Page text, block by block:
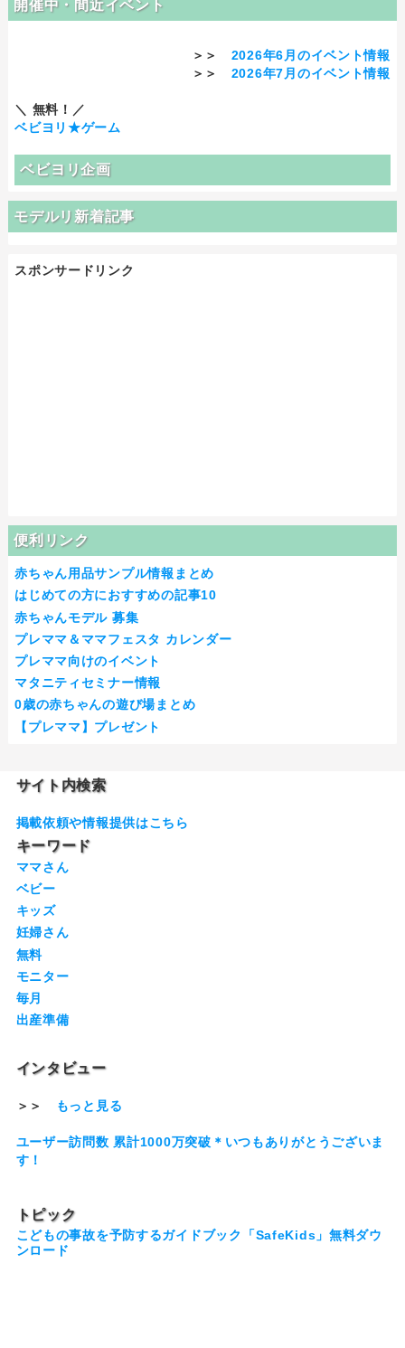
開催中・間近イベント
＞＞ 2026年6月のイベント情報
＞＞ 2026年7月のイベント情報
＼ 無料！／
ベビヨリ★ゲーム
ベビヨリ企画
モデルリ新着記事
スポンサードリンク
便利リンク
赤ちゃん用品サンプル情報まとめ
はじめての方におすすめの記事10
赤ちゃんモデル 募集
プレママ＆ママフェスタ カレンダー
プレママ向けのイベント
マタニティセミナー情報
0歳の赤ちゃんの遊び場まとめ
【プレママ】プレゼント
サイト内検索
掲載依頼や情報提供はこちら
キーワード
ママさん
ベビー
キッズ
妊婦さん
無料
モニター
毎月
出産準備
インタビュー
＞＞ もっと見る
ユーザー訪問数 累計1000万突破＊いつもありがとうございま
す！
トピック
こどもの事故を予防するガイドブック「SafeKids」無料ダウ
ンロード